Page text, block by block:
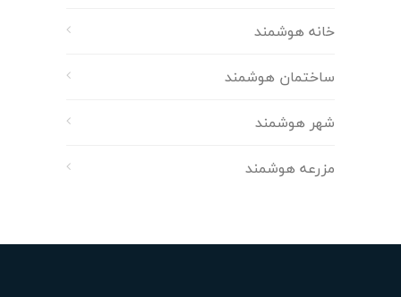
خانه هوشمند
ساختمان هوشمند
شهر هوشمند
مزرعه هوشمند